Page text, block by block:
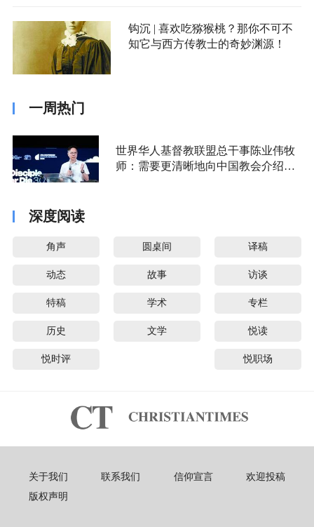
钩沉 | 喜欢吃猕猴桃？那你不可不
知它与西方传教士的奇妙渊源！
一周热门
世界华人基督教联盟总干事陈业伟牧
师：需要更清晰地向中国教会介绍福
深度阅读
角声 圆桌间 译稿
动态 故事 访谈
特稿 学术 专栏
历史 文学 悦读
悦时评 悦职场
关于我们 联系我们 信仰宣言
欢迎投稿
版权声明